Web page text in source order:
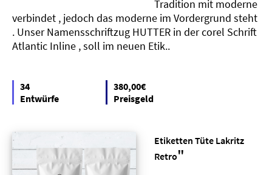
Tradition mit moderne
verbindet , jedoch das moderne im Vordergrund steht
. Unser Namensschriftzug HUTTER in der corel Schrift
Atlantic Inline , soll im neuen Etik..
34
Entwürfe
380,00€
Preisgeld
Etiketten Tüte Lakritz
Retro"